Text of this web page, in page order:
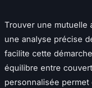
Trouver une mutuelle
une analyse précise
facilite cette
équilibre entre
personnalisée permet